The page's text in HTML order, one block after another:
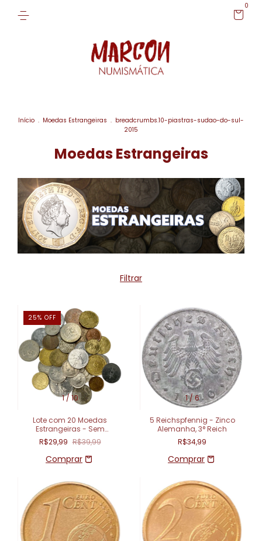
0
Início . Moedas Estrangeiras . breadcrumbs.10-piastras-sudao-do-sul-
2015
Moedas Estrangeiras
Filtrar
1/ 10
25% OFF
Lote com 20 Moedas
Estrangeiras - Sem
Repetição
R$29,99 R$39,99
1/6
5 Reichspfennig - Zinco
Alemanha, 3° Reich
R$34,99